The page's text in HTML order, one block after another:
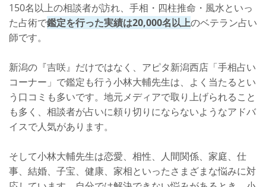
150名以上の相談者が訪れ、手相・四柱推命・風水といっ
た占術で鑑定を行った実績は20,000名以上のベテラン占い
師です。
新潟の『吉咲』だけではなく、アピタ新潟西店「手相占い
コーナー」で鑑定も行う小林大輔先生は、よく当たるとい
う口コミも多いです。地元メディアで取り上げられること
も多く、相談者が占いに頼り切りにならないようなアドバ
イスで人気があります。
そして小林大輔先生は恋愛、相性、人間関係、家庭、仕
事、結婚、子宝、健康、家相といったさまざまな悩みに対